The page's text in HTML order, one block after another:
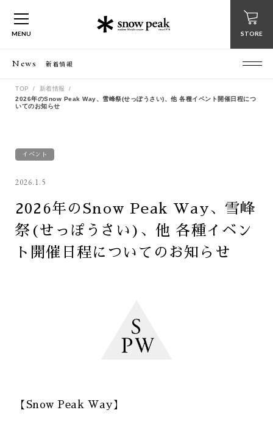
MENU STORE
News 新着情報
TOP
新着情報
2026年のSnow Peak Way、雪峰祭(せっぽうさい)、他 各種イベント開催日程につ
いてのお知らせ
イベント
2026.1.5
2026年のSnow Peak Way、雪峰
祭(せっぽうさい)、他 各種イベン
ト開催日程についてのお知らせ
【Snow Peak Way】